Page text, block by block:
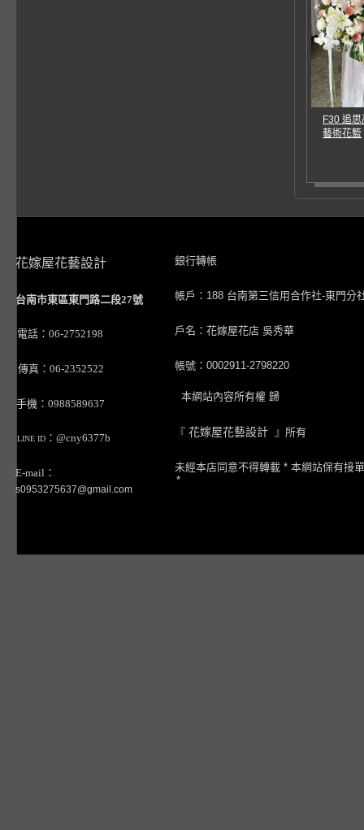
F30 追
藝術花籃
花嫁屋花藝設計
台南市東區東門路二段27號
電話：06-2752198
傳真：06-2352522
手機：0988589637
LINE ID ：@cny6377b
E-mail：
s0953275637@gmail.com
銀行轉帳
帳戶：188 台南第三信用合作社-東門分
戶名：花嫁屋花店 吳秀華
帳號：0002911-2798220
本網站內容所有權 歸
『 花嫁屋花藝設計 』所有
未經本店同意不得轉載 * 本網站保有接
*